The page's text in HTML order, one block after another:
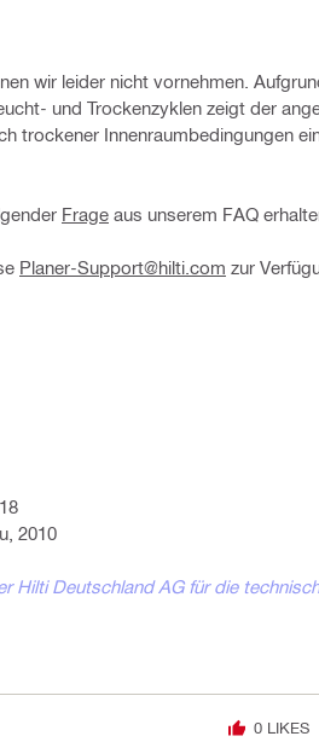
wir leider nicht vornehmen.
und Trockenzyklen zeigt der
trockener Innenraumbedingungen
Frage aus unserem FAQ
Planer-Support@hilti.com zur
2010
Hilti Deutschland AG für die
0LIKES